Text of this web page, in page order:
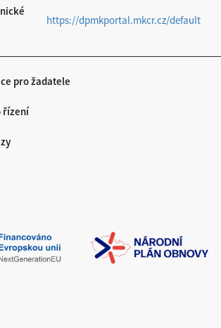
https://dpmkportal.mkcr.cz/default
pro žadatele
řízení